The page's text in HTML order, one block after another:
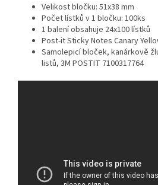
Velikost bločku: 51x38 mm
Počet lístků v 1 bločku: 100ks
1 balení obsahuje 24x100 lístků
Post-it Sticky Notes Canary
Samolepicí bloček, kanárkově
listů, 3M POSTIT 7100317764